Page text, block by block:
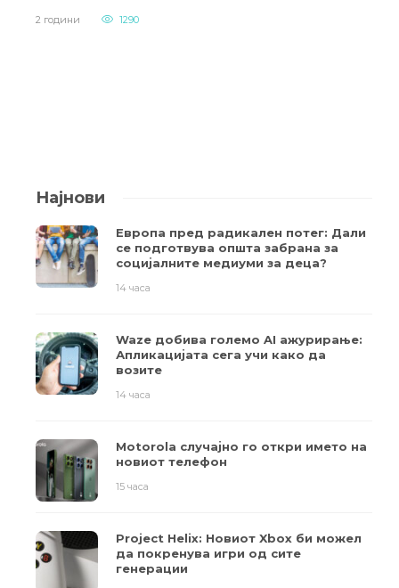
2 години 1290
Најнови
Европа пред радикален потег: Дали
се подготвува општа забрана за
социјалните медиуми за деца?
14 часа
Waze добива големо AI ажурирање:
Апликацијата сега учи како да
возите
14 часа
Motorola случајно го откри името на
новиот телефон
15 часа
Project Helix: Новиот Xbox би можел
да покренува игри од сите
генерации